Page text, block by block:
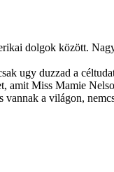
dolgok között.
ugy duzzad a
amit Miss Mamie
vannak a világon,